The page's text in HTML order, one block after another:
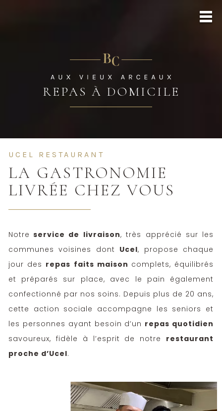
REPAS À DOMICILE
UCEL RESTAURANT
LA GASTRONOMIE
LIVRÉE CHEZ VOUS
Notre service de livraison, très apprécié sur les
communes voisines dont Ucel, propose chaque
jour des repas faits maison complets, équilibrés
et préparés sur place, avec le pain également
confectionné par nos soins. Depuis plus de 20 ans,
cette action sociale accompagne les seniors et
les personnes ayant besoin d’un repas quotidien
savoureux, fidèle à l’esprit de notre restaurant
proche d’Ucel.